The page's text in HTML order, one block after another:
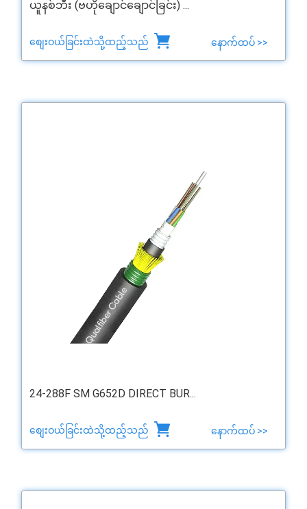
ယူနစ်ဘီး (ဗဟိုချောင်ချောင်ခြင်း) ...
စျေးဝယ်ခြင်းထဲသို့ထည့်သည် နောက်ထပ် >>
24-288F SM G652D DIRECT BUR...
စျေးဝယ်ခြင်းထဲသို့ထည့်သည် နောက်ထပ် >>